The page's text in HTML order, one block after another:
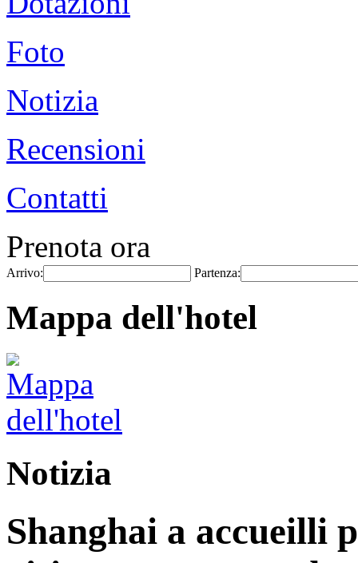
Foto
Notizia
Recensioni
Contatti
Prenota ora
Arrivo: Partenza:
Mappa dell'hotel
Notizia
Shanghai a accueilli